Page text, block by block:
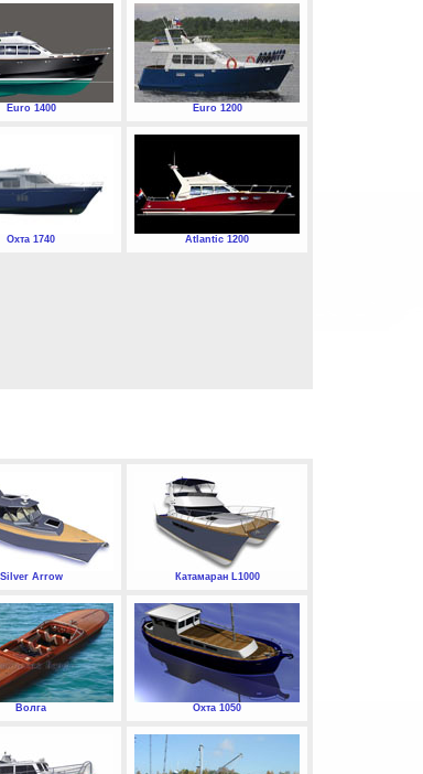
Euro 1400 Euro 1200
Охта 1740 Atlantic 1200
Silver Arrow Катамаран L1000
Волга Охта 1050